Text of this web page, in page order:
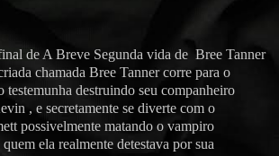
de A Breve Segunda vida de Bree Tanner
chamada Bree Tanner corre para o
testemunha destruindo seu companheiro
, e secretamente se diverte com o
possivelmente matando o vampiro
ela realmente detestava por sua